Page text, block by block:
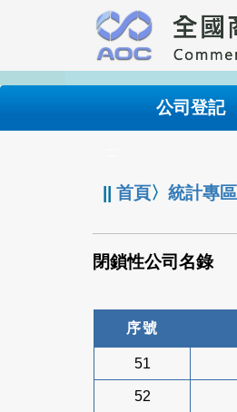
要
內
公司登記
||首頁〉統計專區
閉鎖性公司名錄
序號
51
52